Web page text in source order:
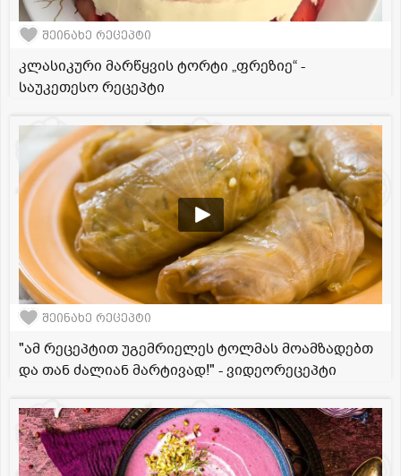
შეინახე რეცეპტი
კლასიკური მარწყვის ტორტი „ფრეზიე“ -
საუკეთესო რეცეპტი
შეინახე რეცეპტი
"ამ რეცეპტით უგემრიელეს ტოლმას მოამზადებთ
და თან ძალიან მარტივად!" - ვიდეორეცეპტი